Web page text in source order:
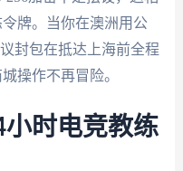
牌。当你在澳洲用公
封包在抵达上海前全程
操作不再冒险。
时电竞教练